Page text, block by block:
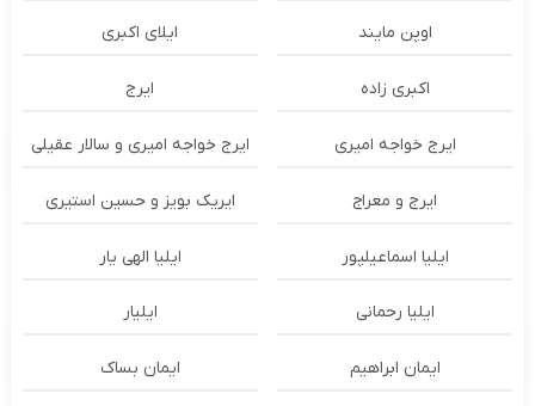
اوپن مایند ايلاى اكبرى
اکبری زاده ایرج
ایرج خواجه امیری ایرج خواجه امیری و سالار عقیلی
ایرج و معراج ایریک بویز و حسین استیری
ایلیا اسماعیلپور ایلیا الهی یار
ایلیا رحمانی ایلیار
ایمان ابراهیم ایمان بساک